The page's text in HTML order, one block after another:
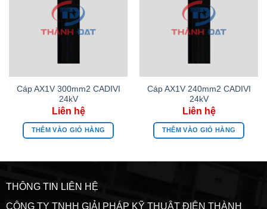
Cáp AX1V 300mm2 CADIVI
24kV
THÊM VÀO GIỎ HÀNG
Cáp AX1V 240mm2 CADIVI
24kV
THÊM VÀO GIỎ HÀNG
THÔNG TIN LIÊN HỆ
CÔNG TY TNHH GIẢI PHÁP KỸ THUẬT ĐIỆN THÀNH